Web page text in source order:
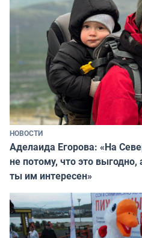
НОВОСТИ
Аделаида Егорова: «На
не потому, что это выгодно,
ты им интересен»